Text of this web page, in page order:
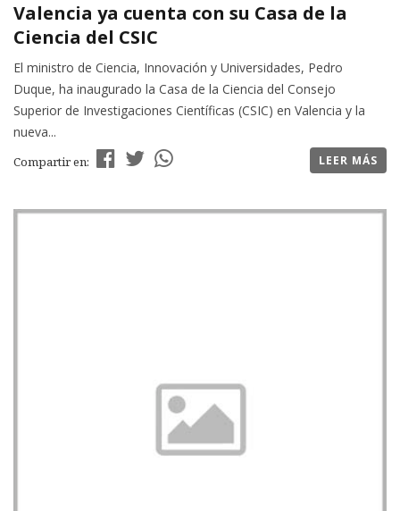
Valencia ya cuenta con su Casa de la
Ciencia del CSIC
El ministro de Ciencia, Innovación y Universidades, Pedro
Duque, ha inaugurado la Casa de la Ciencia del Consejo
Superior de Investigaciones Científicas (CSIC) en Valencia y la
nueva...
Compartir en: LEER MÁS